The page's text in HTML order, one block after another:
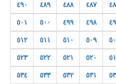
٤٨٧ ٤٨٨ ٤٨٩ ٤٩٠
٤٩٨ ٤٩٩ ٥٠٠ ٥٠١
٥٠٩ ٥١٠ ٥١١ ٥١٢
٥٢٠ ٥٢١ ٥٢٢ ٥٢٣
٥٣١ ٥٣٢ ٥٣٣ ٥٣٤